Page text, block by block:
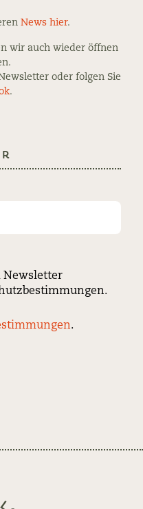
News hier.
wir auch wieder öffnen
oder folgen Sie
.
Newsletter
.